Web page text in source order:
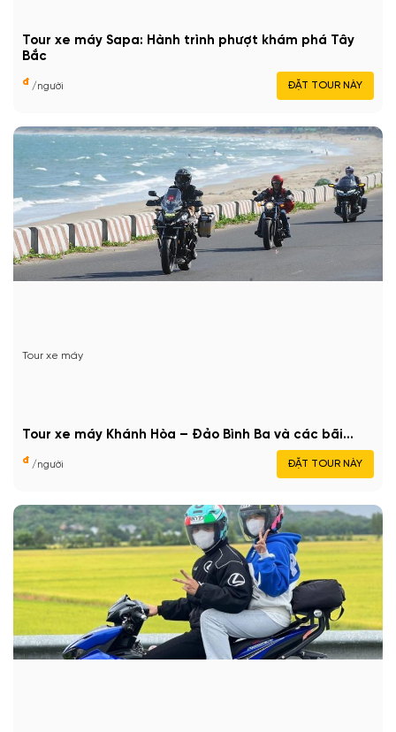
Tour xe máy Sapa: Hành trình phượt khám phá Tây
Bắc
đ /người ĐẶT TOUR NÀY
Tour xe máy
Tour xe máy Khánh Hòa – Đảo Bình Ba và các bãi...
đ /người ĐẶT TOUR NÀY